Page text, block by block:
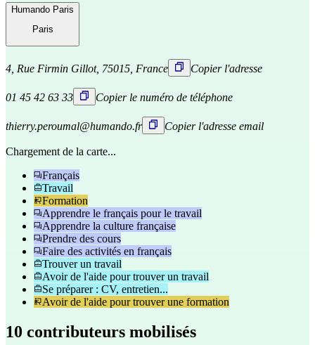
Humando Paris
Paris
4, Rue Firmin Gillot, 75015, France Copier l'adresse
01 45 42 63 33 Copier le numéro de téléphone
thierry.peroumal@humando.fr Copier l'adresse email
Chargement de la carte...
Français
Travail
Formation
Apprendre le français pour le travail
Apprendre la culture française
Prendre des cours
Faire des activités en français
Trouver un travail
Avoir de l'aide pour trouver un travail
Se préparer : CV, entretien...
Avoir de l'aide pour trouver une formation
10 contributeurs mobilisés